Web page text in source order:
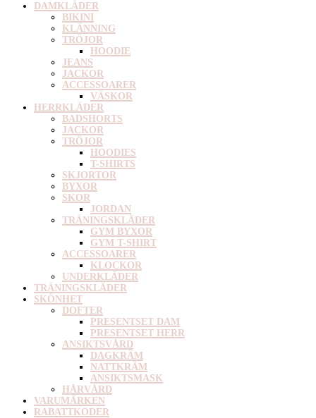
DAMKLÄDER
BIKINI
KLÄNNING
TRÖJOR
HOODIE
JEANS
JACKOR
ACCESSOARER
VÄSKOR
HERRKLÄDER
BADSHORTS
JACKOR
TRÖJOR
HOODIES
T-SHIRTS
SKJORTOR
BYXOR
SKOR
JORDAN
TRÄNINGSKLÄDER
GYM BYXOR
GYM T-SHIRT
ACCESSOARER
KLOCKOR
UNDERKLÄDER
TRÄNINGSKLÄDER
SKÖNHET
DOFTER
PRESENTSET DAM
PRESENTSET HERR
ANSIKTSVÅRD
DAGKRÄM
NATTKRÄM
ANSIKTSMASK
HÅRVÅRD
VARUMÄRKEN
RABATTKODER